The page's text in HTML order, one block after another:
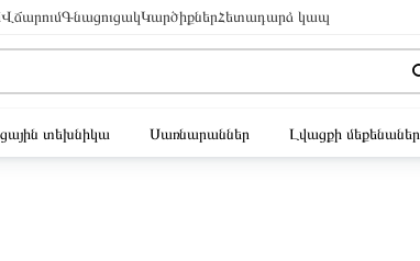
ՎճարումԳնացուցակԿարծիքներՀետադարձ կապ
տեխնիկա Սառնարաններ Լվացքի մեքենաներ